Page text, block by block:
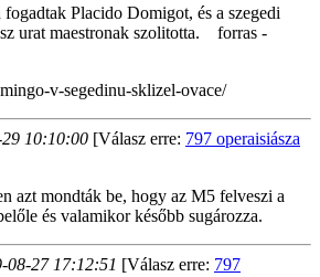
fogadtak Placido Domigot, és a szegedi
urat maestronak szolitotta. forras -
v-segedinu-sklizel-ovace/
10:10:00 [Válasz erre: 797 operaisiásza
azt mondták be, hogy az M5 felveszi a
és valamikor később sugározza.
08-27 17:12:51 [Válasz erre: 797